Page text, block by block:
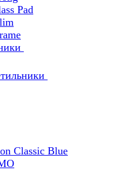
Pad
Classic Blue